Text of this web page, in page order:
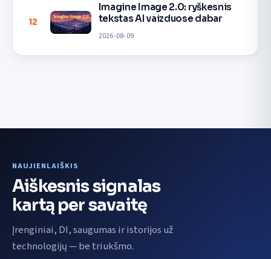
12
Imagine Image 2.0: ryškesnis
tekstas AI vaizduose dabar
2026-08-09
NAUJIENLAIŠKIS
Aiškesnis signalas
kartą per savaitę
Įrenginiai, DI, saugumas ir istorijos už
technologijų — be triukšmo.